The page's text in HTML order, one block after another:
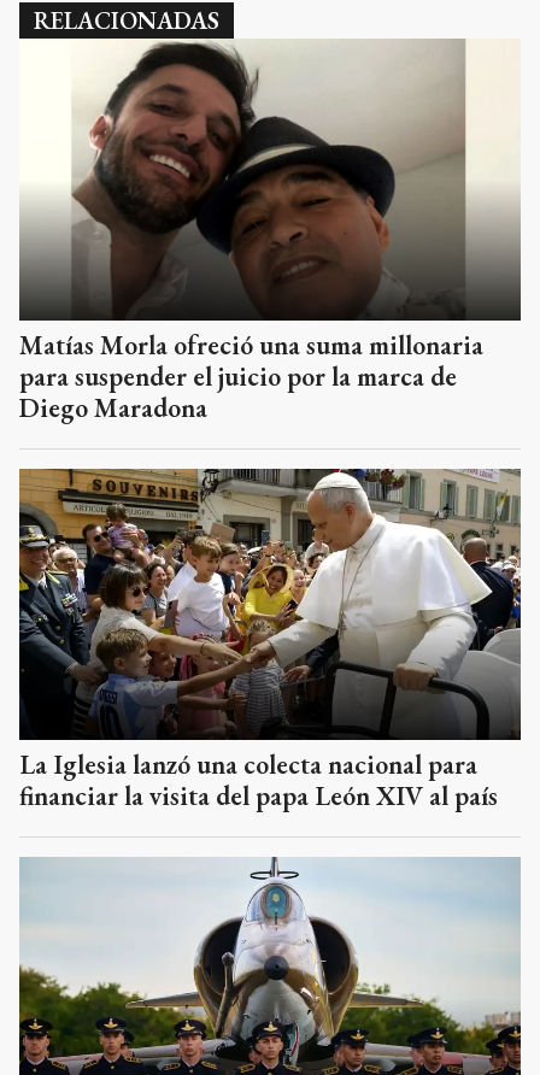
RELACIONADAS
Matías Morla ofreció una suma millonaria
para suspender el juicio por la marca de
Diego Maradona
La Iglesia lanzó una colecta nacional para
financiar la visita del papa León XIV al país